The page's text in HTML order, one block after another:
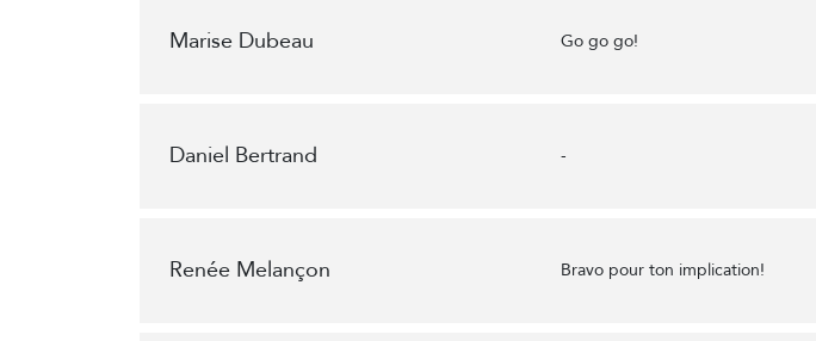
Marise Dubeau Go go go!
Daniel Bertrand -
Renée Melançon Bravo pour ton implication!